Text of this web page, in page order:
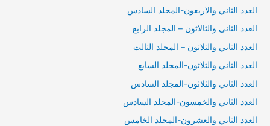
العدد الثاني والاربعون-المجلد السادس
العدد الثاني والثالاثون – المجلد الرابع
العدد الثاني والثلاثون – المجلد الثالث
العدد الثاني والثلاثون-المجلد السابع
العدد الثاني والثلاثون-المجلد السادس
العدد الثاني والخمسون-المجلد السادس
العدد الثاني والعشرون-المجلد الخامس